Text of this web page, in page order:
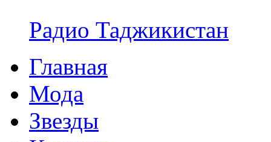
Радио Таджикистан
Главная
Мода
Звезды